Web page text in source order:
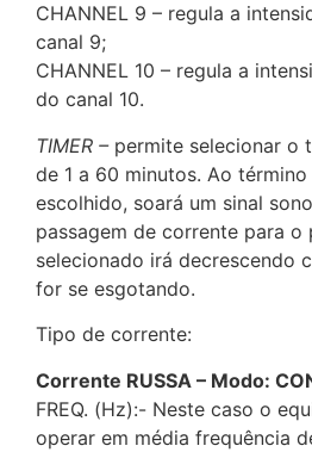
CHANNEL 9 – regula a
canal 9;
CHANNEL 10 – regula a
do canal 10.
TIMER –permite selecionar o
de 1 a 60 minutos. Ao
escolhido, soará um sinal
passagem de corrente para o
selecionado irá decrescendo
for se esgotando.
Tipo de corrente:
Corrente RUSSA – Modo:
FREQ. (Hz):- Neste caso o
operar em média frequência